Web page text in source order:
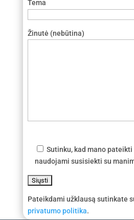
Tema
Žinutė (nebūtina)
Sutinku, kad mano
naudojami susisiekti su
Pateikdami užklausą sutinkate
privatumo politika.